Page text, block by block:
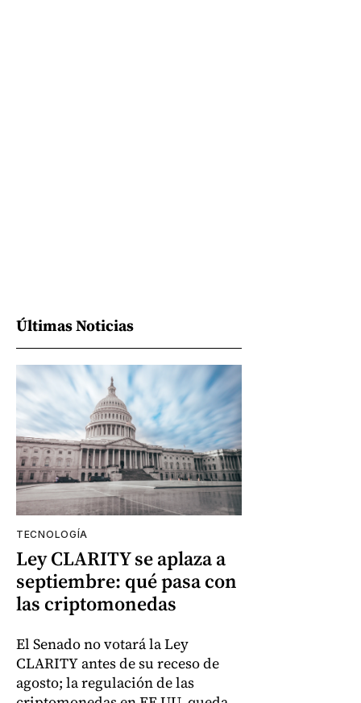
Últimas Noticias
TECNOLOGÍA
Ley CLARITY se aplaza a
septiembre: qué pasa con
las criptomonedas
El Senado no votará la Ley
CLARITY antes de su receso de
agosto; la regulación de las